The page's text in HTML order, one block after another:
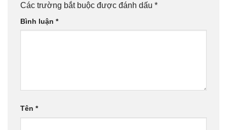
Các trường bắt buộc được đánh dấu *
Bình luận *
Tên *